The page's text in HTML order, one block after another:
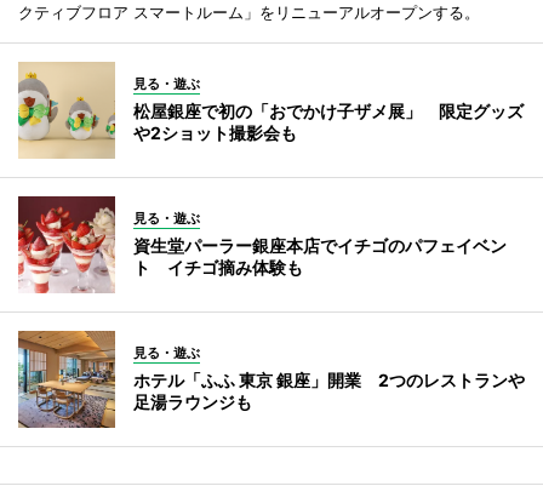
クティブフロア スマートルーム」をリニューアルオープンする。
見る・遊ぶ
松屋銀座で初の「おでかけ子ザメ展」 限定グッズ
や2ショット撮影会も
見る・遊ぶ
資生堂パーラー銀座本店でイチゴのパフェイベン
ト イチゴ摘み体験も
見る・遊ぶ
ホテル「ふふ 東京 銀座」開業 2つのレストランや
足湯ラウンジも